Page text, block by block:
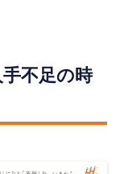
不足の時